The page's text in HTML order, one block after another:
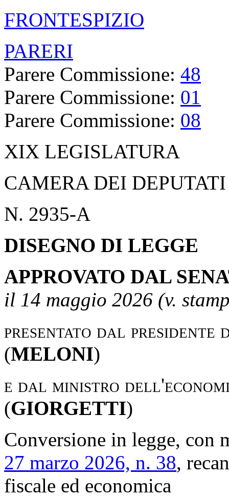
FRONTESPIZIO
PARERI
Parere Commissione: 48
Parere Commissione: 01
Parere Commissione: 08
XIX LEGISLATURA
CAMERA DEI DEPUTATI
N. 2935-A
DISEGNO DI LEGGE
APPROVATO DAL
il 14 maggio 2026 (v.
presentato dal presidente
(MELONI)
e dal ministro
(GIORGETTI)
Conversione in legge,
27 marzo 2026, n. 38,
fiscale ed economica